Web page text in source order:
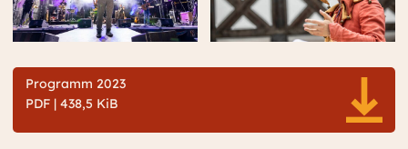
Programm 2023
PDF | 438,5 KiB